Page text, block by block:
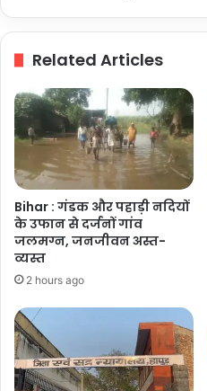
कुपोषण
मिलेगी
मुक्ति
Related Articles
Bihar : गंडक और पहाड़ी नदियों
के उफान से दर्जनों गांव
जलमग्न, जनजीवन अस्त-
व्यस्त
2 hours ago